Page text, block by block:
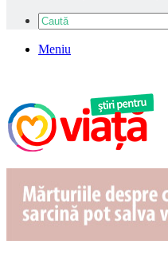
Meniu